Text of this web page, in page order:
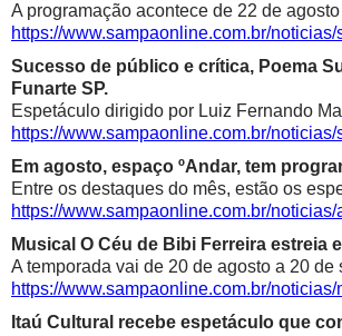
A programação acontece de 22 de
https://www.sampaonline.com.br/
Sucesso de público e crítica, Poema
Funarte SP.
Espetáculo dirigido por Luiz Fernando
https://www.sampaonline.com.br/
Em agosto, espaço ºAndar, tem
Entre os destaques do mês, estão os
https://www.sampaonline.com.br/
Musical O Céu de Bibi Ferreira estreia
A temporada vai de 20 de agosto a 20 de
https://www.sampaonline.com.br/
Itaú Cultural recebe espetáculo que